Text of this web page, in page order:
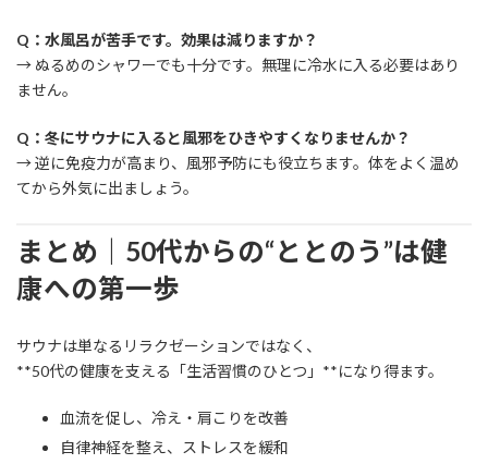
Q：水風呂が苦手です。効果は減りますか？
→ ぬるめのシャワーでも十分です。無理に冷水に入る必要はあり
ません。
Q：冬にサウナに入ると風邪をひきやすくなりませんか？
→ 逆に免疫力が高まり、風邪予防にも役立ちます。体をよく温め
てから外気に出ましょう。
まとめ｜50代からの“ととのう”は健
康への第一歩
サウナは単なるリラクゼーションではなく、
**50代の健康を支える「生活習慣のひとつ」**になり得ます。
血流を促し、冷え・肩こりを改善
自律神経を整え、ストレスを緩和